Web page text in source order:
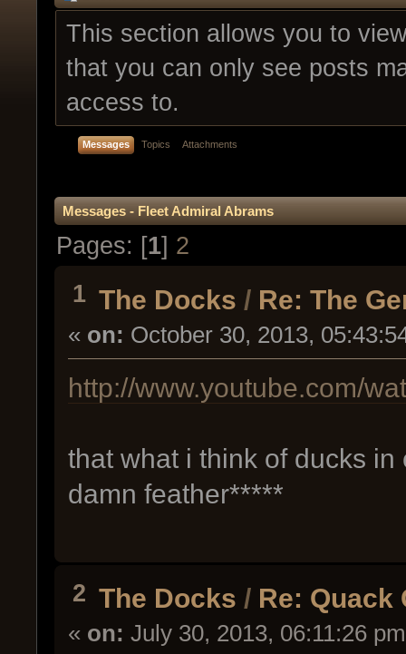
This section allows you to
that you can only see posts
access to.
Messages Topics Attachments
Messages - Fleet Admiral Abrams
Pages: [1] 2
1 The Docks / Re: The
« on: October 30, 2013,
http://www.youtube.com/
that what i think of ducks
damn feather*****
2 The Docks / Re: Quack
« on: July 30, 2013, 06:11:26